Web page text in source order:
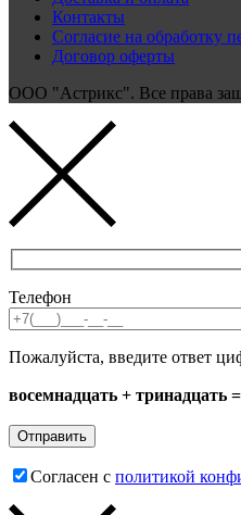
Контакты
Согласие на обработку
Договор оферты
ООО "Астрикс". Все права
Телефон
Пожалуйста, введите ответ
восемнадцать + тринадцать =
Согласен с политикой